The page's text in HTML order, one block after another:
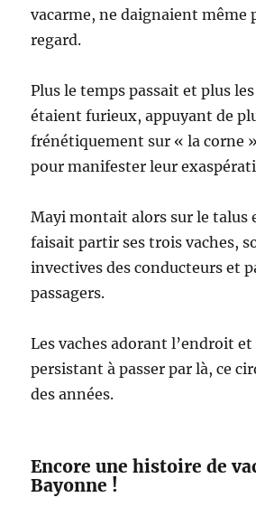
vacarme, ne daignaient même
regard.
Plus le temps passait et plus
étaient furieux, appuyant de
frénétiquement sur « la corne
pour manifester leur
Mayi montait alors sur le talus
faisait partir ses trois vaches,
invectives des conducteurs et
passagers.
Les vaches adorant l’endroit
persistant à passer par là, ce
des années.
Encore une histoire de
Bayonne !